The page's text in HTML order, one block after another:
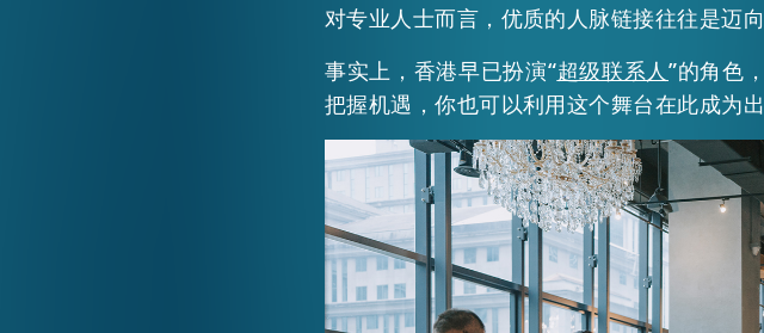
对专业人士而言，优质的人脉链接往往是迈向
事实上，香港早已扮演“超级联系人”的角色
把握机遇，你也可以利用这个舞台在此成为出